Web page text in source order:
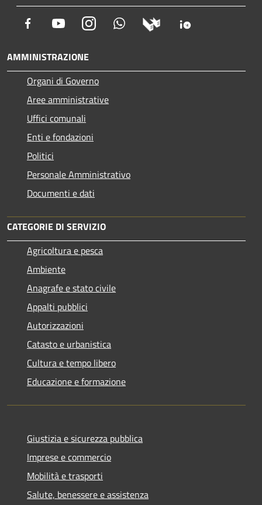
Facebook YoutubeInstagram Whatsapp
AMMINISTRAZIONE
Organi di Governo
Aree amministrative
Uffici comunali
Enti e fondazioni
Politici
Personale Amministrativo
Documenti e dati
CATEGORIE DI SERVIZIO
Agricoltura e pesca
Ambiente
Anagrafe e stato civile
Appalti pubblici
Autorizzazioni
Catasto e urbanistica
Cultura e tempo libero
Educazione e formazione
Giustizia e sicurezza pubblica
Imprese e commercio
Mobilità e trasporti
Salute, benessere e assistenza